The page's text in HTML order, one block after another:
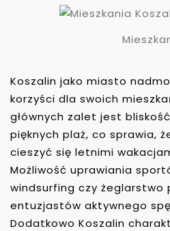
Koszalin jako miasto
korzyści dla swoich
głównych zalet jest
pięknych plaż, co sprawia,
cieszyć się letnimi
Możliwość uprawiania
windsurfing czy żeglarstwo
entuzjastów aktywnego
Dodatkowo Koszalin